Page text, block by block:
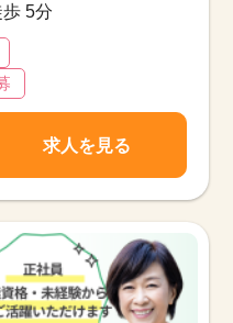
5分
求人を見る